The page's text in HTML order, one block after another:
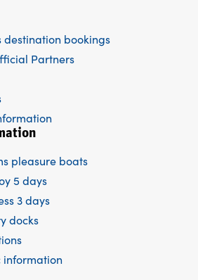
destination bookings
Partners
pleasure boats
5 days
3 days
docks